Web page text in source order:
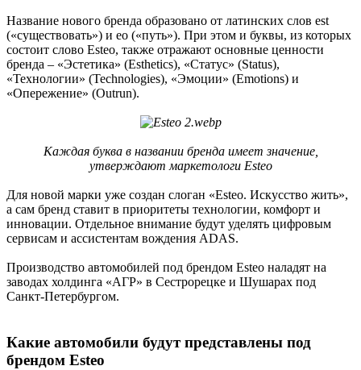
Название нового бренда образовано от латинских слов est
(«существовать») и eo («путь»). При этом и буквы, из которых
состоит слово Esteo, также отражают основные ценности
бренда – «Эстетика» (Esthetics), «Статус» (Status),
«Технологии» (Technologies), «Эмоции» (Emotions) и
«Опережение» (Outrun).
Каждая буква в названии бренда имеет значение,
утверждают маркетологи Esteo
Для новой марки уже создан слоган «Esteo. Искусство жить»,
а сам бренд ставит в приоритеты технологии, комфорт и
инновации. Отдельное внимание будут уделять цифровым
сервисам и ассистентам вождения ADAS.
Производство автомобилей под брендом Esteo наладят на
заводах холдинга «АГР» в Сестрорецке и Шушарах под
Санкт-Петербургом.
Какие автомобили будут представлены под
брендом Esteo​